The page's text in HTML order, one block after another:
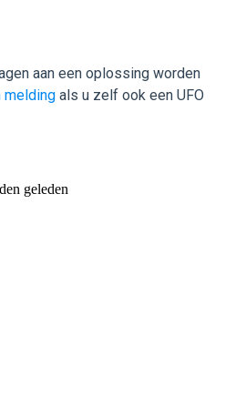
aan een oplossing worden
melding als u zelf ook een UFO